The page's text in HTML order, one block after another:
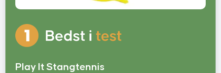
Play It Stangtennis